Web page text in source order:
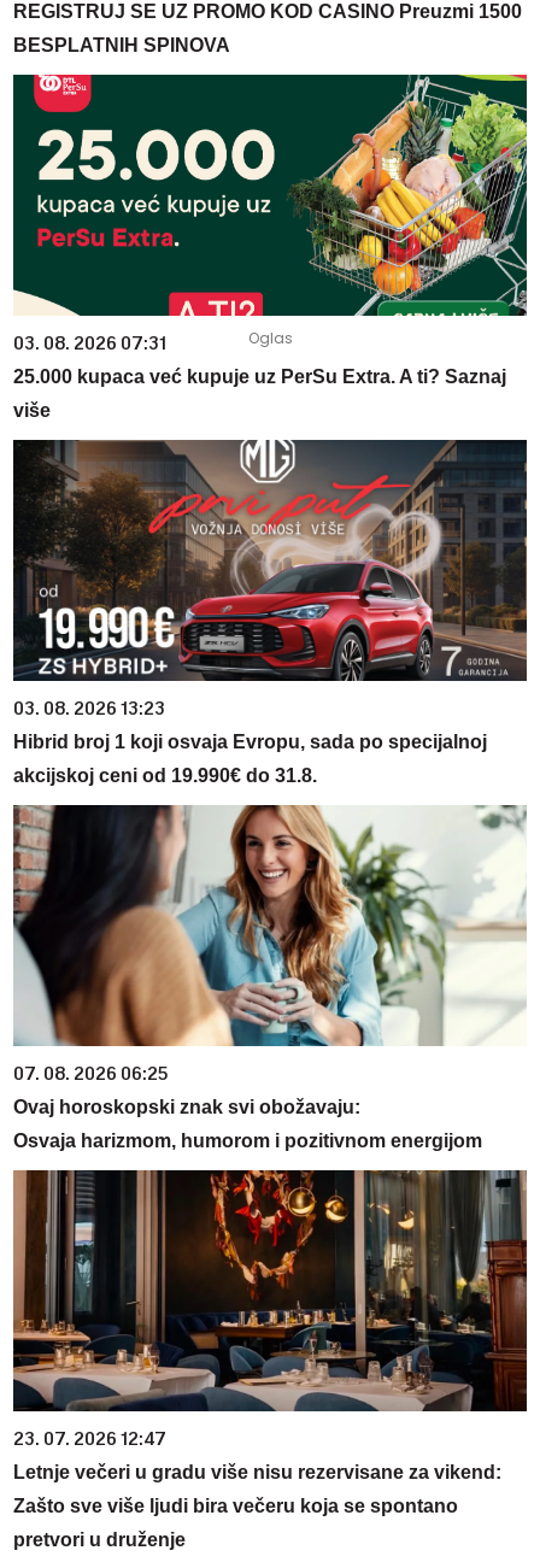
REGISTRUJ SE UZ PROMO KOD CASINO Preuzmi 1500
BESPLATNIH SPINOVA
03. 08. 2026 07:31
25.000 kupaca već kupuje uz PerSu Extra. A ti? Saznaj
više
03. 08. 2026 13:23
Hibrid broj 1 koji osvaja Evropu, sada po specijalnoj
akcijskoj ceni od 19.990€ do 31.8.
07. 08. 2026 06:25
Ovaj horoskopski znak svi obožavaju:
Osvaja harizmom, humorom i pozitivnom energijom
23. 07. 2026 12:47
Letnje večeri u gradu više nisu rezervisane za vikend:
Zašto sve više ljudi bira večeru koja se spontano
pretvori u druženje